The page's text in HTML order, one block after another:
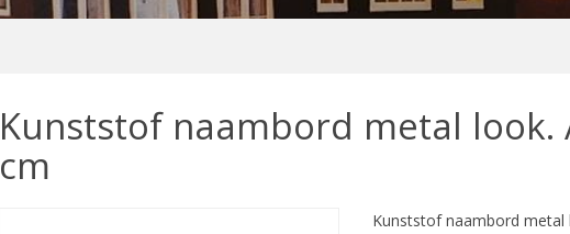
Kunststof naambord metal look.
cm
Kunststof naambord